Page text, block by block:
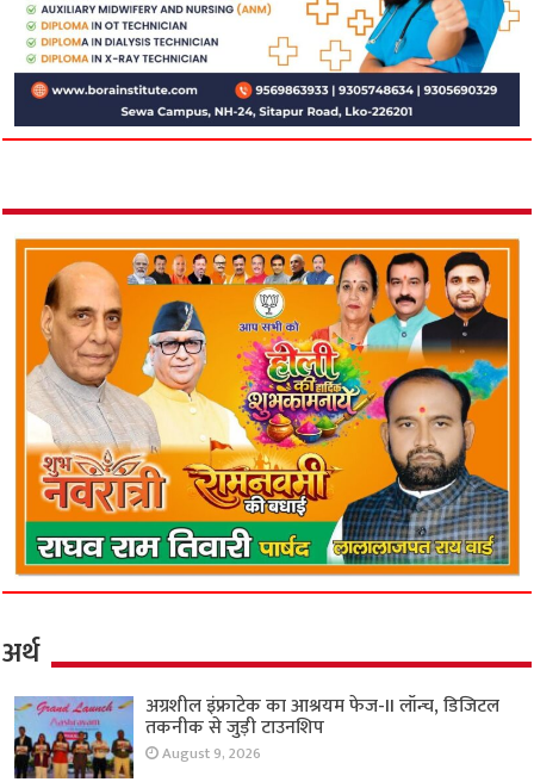
अर्थ
अग्रशील इंफ्राटेक का आश्रयम फेज-II लॉन्च, डिजिटल
तकनीक से जुड़ी टाउनशिप
August 9, 2026